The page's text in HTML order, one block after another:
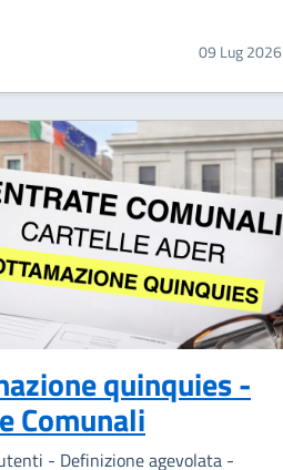
09 Lug 2026
quinquies -
Comunali
- Definizione agevolata -